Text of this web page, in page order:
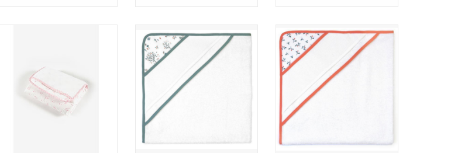
enchantée
TOEVOEGEN AAN WINKELWAGEN
DMC badhanddoek feuillages
TOEVOEGEN AAN WINKELWAGEN